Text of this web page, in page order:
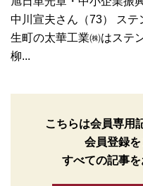
中川宣夫さん（73） ス
生町の太華工業㈱はステ
柳...
こちらは会員専用
会員登録を
すべての記事を